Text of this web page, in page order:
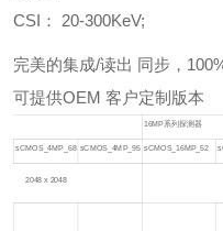
CSI： 20-300KeV;
完美的集成/读出 同步，
可提供OEM 客户定制版本
16MP系列探测器
sCMOS_4MP_68 sCMOS_4MP_95 sCMOS_16MP_52
2048 x 2048